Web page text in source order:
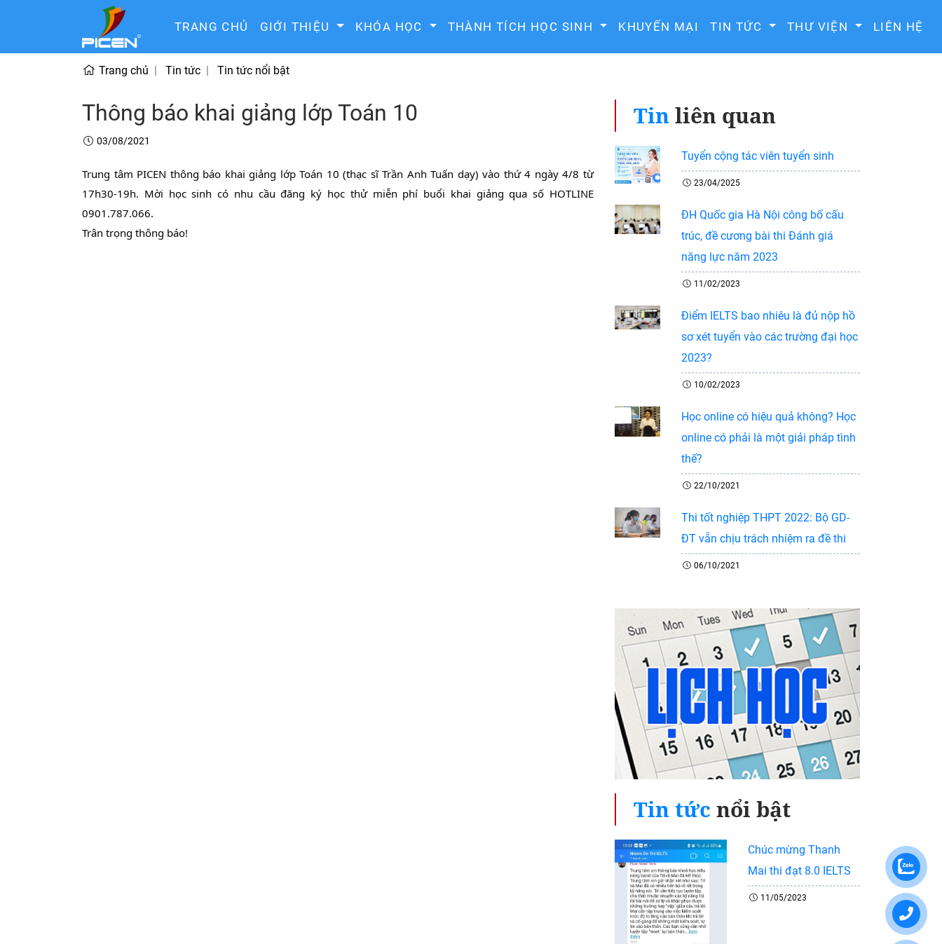
TRANG CHỦ GIỚI THIỆU KHÓA HỌC THÀNH TÍCH HỌC SINH KHUYẾN MẠI TIN TỨC THƯ VIỆN LIÊN HỆ
Trang chủ Tin tức Tin tức nổi bật
Thông báo khai giảng lớp Toán 10
03/08/2021
Trung tâm PICEN thông báo khai giảng lớp Toán 10 (thạc sĩ Trần Anh Tuấn dạy) vào thứ 4 ngày 4/8 từ
17h30-19h. Mời học sinh có nhu cầu đăng ký học thử miễn phí buổi khai giảng qua số HOTLINE
0901.787.066.
Trân trọng thông báo!
Tinliên quan
Tuyển cộng tác viên tuyển sinh
23/04/2025
ĐH Quốc gia Hà Nội công bố cấu
trúc, đề cương bài thi Đánh giá
năng lực năm 2023
11/02/2023
Điểm IELTS bao nhiêu là đủ nộp hồ
sơ xét tuyển vào các trường đại học
2023?
10/02/2023
Học online có hiệu quả không? Học
online có phải là một giải pháp tình
thế?
22/10/2021
Thi tốt nghiệp THPT 2022: Bộ GD-
ĐT vẫn chịu trách nhiệm ra đề thi
06/10/2021
Tin tức nổi bật
Chúc mừng Thanh
Mai thi đạt 8.0 IELTS
11/05/2023